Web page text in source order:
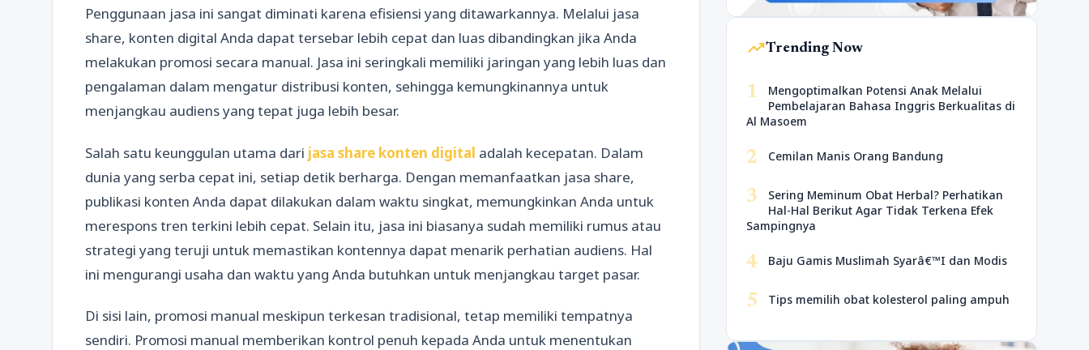
Penggunaan jasa ini sangat diminati karena efisiensi yang ditawarkannya. Melalui jasa
share, konten digital Anda dapat tersebar lebih cepat dan luas dibandingkan jika Anda
melakukan promosi secara manual. Jasa ini seringkali memiliki jaringan yang lebih luas dan
pengalaman dalam mengatur distribusi konten, sehingga kemungkinannya untuk
menjangkau audiens yang tepat juga lebih besar.
Salah satu keunggulan utama dari jasa share konten digital adalah kecepatan. Dalam
dunia yang serba cepat ini, setiap detik berharga. Dengan memanfaatkan jasa share,
publikasi konten Anda dapat dilakukan dalam waktu singkat, memungkinkan Anda untuk
merespons tren terkini lebih cepat. Selain itu, jasa ini biasanya sudah memiliki rumus atau
strategi yang teruji untuk memastikan kontennya dapat menarik perhatian audiens. Hal
ini mengurangi usaha dan waktu yang Anda butuhkan untuk menjangkau target pasar.
Di sisi lain, promosi manual meskipun terkesan tradisional, tetap memiliki tempatnya
sendiri. Promosi manual memberikan kontrol penuh kepada Anda untuk menentukan
trending_upTrending Now
1
Mengoptimalkan Potensi Anak Melalui
Pembelajaran Bahasa Inggris Berkualitas di
Al Masoem
2 Cemilan Manis Orang Bandung
3
Sering Meminum Obat Herbal? Perhatikan
Hal-Hal Berikut Agar Tidak Terkena Efek
Sampingnya
4 Baju Gamis Muslimah Syarâ€™I dan Modis
5 Tips memilih obat kolesterol paling ampuh